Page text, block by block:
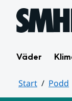
Hoppa till sidans
Väder
Start Podd